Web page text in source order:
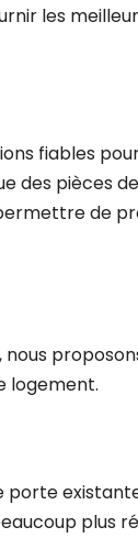
les
fiables
des pièces
de
logement.
plus